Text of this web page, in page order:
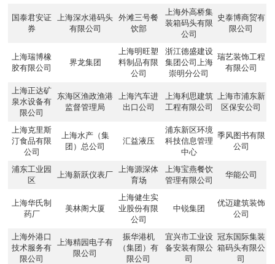
国泰君安证
券
上海深水港码头
有限公司
外滩三号餐
饮部
上海外高桥集
装箱码头有限
公司
史泰博商贸有
限公司
上海瑞博橡
胶有限公司
界龙集团
上海明旺塑
料制品有限
公司
浙江德盛建设
集团公司上海
崇明分公司
瑞艺装饰工程
有限公司
上海正达矿
泉水设备有
限公司
东海区渔政渔港
监督管理局
上海汽车进
出口公司
上海利思建筑
工程有限公司
上海市浦东新
区保安公司
上海克里斯
汀食品有限
公司
上海水产（集
团）总公司
汇益液压
浦东新区环境
科技信息管理
中心
季风图书有限
公司
浦东工业园
区
上海新跃仪表厂
上海源深体
育场
上海宝燕餐饮
管理有限公司
华能公司
上海华氏制
药厂
美林阁大厦
上海健生实
业股份有限
公司
中锐集团
优迈建筑装饰
公司
上海外港口
技术服务有
限公司
上海精园电子有
限公司
振华港机
（集团）有
限公司
宜兴市工业设
备安装有限公
司
冠东国际集装
箱码头有限公
司